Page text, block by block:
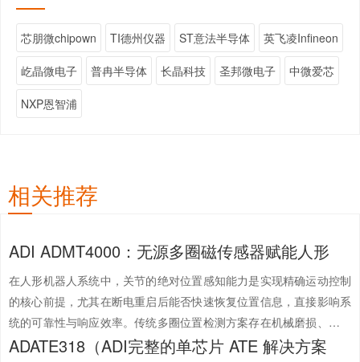
芯朋微chipown TI德州仪器 ST意法半导体 英飞凌Infineon
屹晶微电子 普冉半导体 长晶科技 圣邦微电子 中微爱芯
NXP恩智浦
相关推荐
ADI ADMT4000：无源多圈磁传感器赋能人形
在人形机器人系统中，关节的绝对位置感知能力是实现精确运动控制
的核心前提，尤其在断电重启后能否快速恢复位置信息，直接影响系
统的可靠性与响应效率。传统多圈位置检测方案存在机械磨损、依赖
备用电源或易“丢圈”等固有缺陷，难以满足高可靠性、轻量化与免维
ADATE318（ADI完整的单芯片 ATE 解决方案